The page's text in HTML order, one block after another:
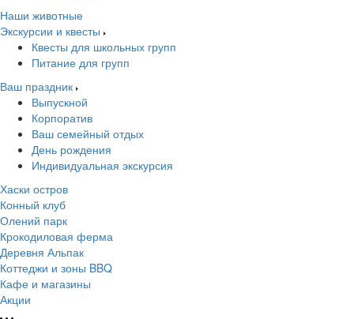
Наши животные
Экскурсии и квесты
Квесты для школьных групп
Питание для групп
Ваш праздник
Выпускной
Корпоратив
Ваш семейный отдых
День рождения
Индивидуальная экскурсия
Хаски остров
Конный клуб
Олений парк
Крокодиловая ферма
Деревня Альпак
Коттеджи и зоны BBQ
Кафе и магазины
Акции